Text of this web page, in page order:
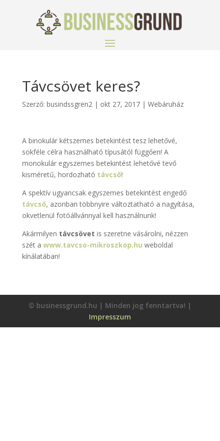
Távcsövet keres?
Szerző: busindssgren2| okt 27, 2017| Webáruház
A binokulár kétszemes betekintést tesz lehetővé,
sokféle célra használható típusától függően! A
monokulár egyszemes betekintést lehetővé tevő
kisméretű, hordozható távcső!
A spektív ugyancsak egyszemes betekintést engedő
távcső, azonban többnyire változtatható a nagyítása,
okvetlenül fotóállvánnyal kell használnunk!
Akármilyen távcsövet is szeretne vásárolni, nézzen
szét a www.tavcso-mikroszkop.hu weboldal
kínálatában!
© businessgrund.hu | Minden jog fenntartva! |
Impresszum